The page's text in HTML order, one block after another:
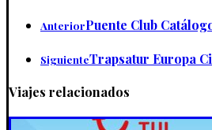
AnteriorPuente Club
SiguienteTrapsatur Europa
Viajes relacionados